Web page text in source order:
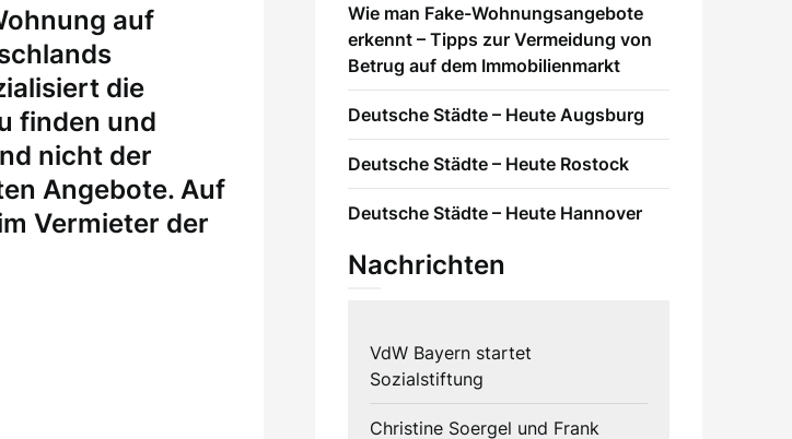
auf
die
finden und
nicht der
Angebote. Auf
Vermieter der
Wie man Fake-Wohnungsangebote
erkennt – Tipps zur Vermeidung von
Betrug auf dem Immobilienmarkt
Deutsche Städte – Heute Augsburg
Deutsche Städte – Heute Rostock
Deutsche Städte – Heute Hannover
Nachrichten
VdW Bayern startet
Sozialstiftung
Christine Soergel und Frank